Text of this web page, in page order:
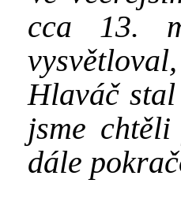
cca 13.
Hlaváč
jsme
dále